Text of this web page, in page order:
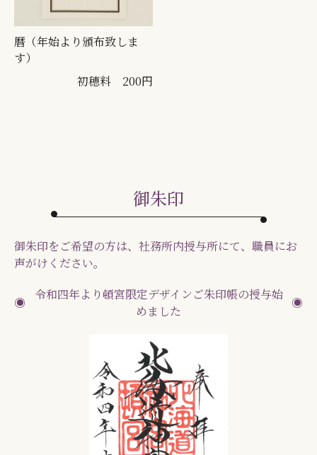
暦（年始より頒布致しま
す）
初穂料 200円
御朱印
御朱印をご希望の方は、社務所内授与所にて、職員にお
声がけください。
令和四年より頓宮限定デザインご朱印帳の授与始
めました